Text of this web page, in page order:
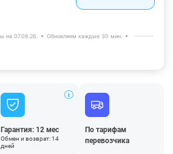
на 07.08.26. Обновляем каждые 30 мин.
Гарантия: 12 мес
Обмен и возврат: 14
дней
По тарифам
перевозчика